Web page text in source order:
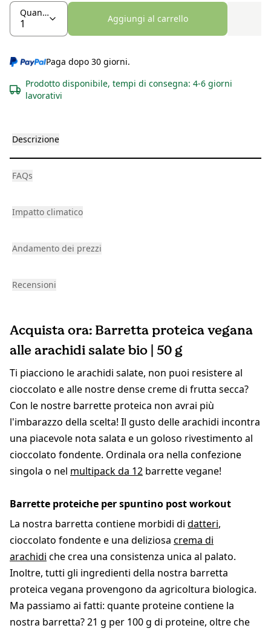
Quantità
Aggiungi al carrello
Paga dopo 30 giorni.
Prodotto disponibile, tempi di consegna: 4-6 giorni
lavorativi
Descrizione
FAQs
Impatto climatico
Andamento dei prezzi
Recensioni
Acquista ora: Barretta proteica vegana
alle arachidi salate bio | 50 g
Ti piacciono le arachidi salate, non puoi resistere al
cioccolato e alle nostre dense creme di frutta secca?
Con le nostre barrette proteica non avrai più
l'imbarazzo della scelta! Il gusto delle arachidi incontra
una piacevole nota salata e un goloso rivestimento al
cioccolato fondente. Ordinala ora nella confezione
singola o nel multipack da 12 barrette vegane!
Barrette proteiche per spuntino post workout
La nostra barretta contiene morbidi di datteri,
cioccolato fondente e una deliziosa crema di
arachidi che crea una consistenza unica al palato.
Inoltre, tutti gli ingredienti della nostra barretta
proteica vegana provengono da agricoltura biologica.
Ma passiamo ai fatti: quante proteine contiene la
nostra barretta? 21 g per 100 g di proteine, oltre che